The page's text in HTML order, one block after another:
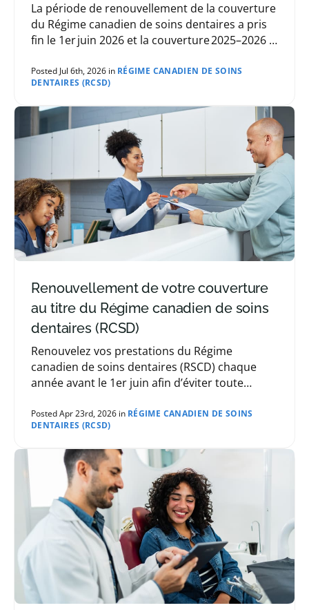
Posted Jul 6th, 2026 in RÉGIME CANADIEN DE SOINS
DENTAIRES (RCSD)
La période de renouvellement de la couverture
du Régime canadien de soins dentaires a pris
fin le 1er juin 2026 et la couverture 2025–2026 a
Renouvellement de votre couverture
au titre du Régime canadien de soins
dentaires (RCSD)
Posted Apr 23rd, 2026 in RÉGIME CANADIEN DE SOINS
DENTAIRES (RCSD)
Renouvelez vos prestations du Régime
canadien de soins dentaires (RSCD) chaque
année avant le 1er juin afin d’éviter toute
renouveler en ligne, par téléphone, en
personne ou par la poste dès que vous recevez
votre avis de cotisation de l’Agence du revenu
du Canada.